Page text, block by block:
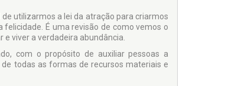
utilizarmos a lei da atração para criarmos
É uma revisão de como vemos o
viver a verdadeira abundância.
com o propósito de auxiliar pessoas a
todas as formas de recursos materiais e